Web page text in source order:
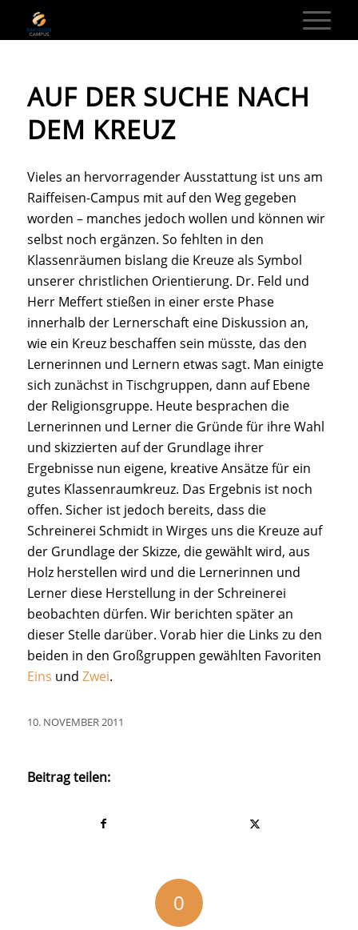
AUF DER SUCHE NACH
DEM KREUZ
Vieles an hervorragender Ausstattung ist uns am
Raiffeisen-Campus mit auf den Weg gegeben
worden – manches jedoch wollen und können wir
selbst noch ergänzen. So fehlten in den
Klassenräumen bislang die Kreuze als Symbol
unserer christlichen Orientierung. Dr. Feld und
Herr Meffert stießen in einer erste Phase
innerhalb der Lernerschaft eine Diskussion an,
wie ein Kreuz beschaffen sein müsste, das den
Lernerinnen und Lernern etwas sagt. Man einigte
sich zunächst in Tischgruppen, dann auf Ebene
der Religionsgruppe. Heute besprachen die
Lernerinnen und Lerner die Gründe für ihre Wahl
und skizzierten auf der Grundlage ihrer
Ergebnisse nun eigene, kreative Ansätze für ein
gutes Klassenraumkreuz. Das Ergebnis ist noch
offen. Sicher ist jedoch bereits, dass die
Schreinerei Schmidt in Wirges uns die Kreuze auf
der Grundlage der Skizze, die gewählt wird, aus
Holz herstellen wird und die Lernerinnen und
Lerner diese Herstellung in der Schreinerei
beobachten dürfen. Wir berichten später an
dieser Stelle darüber. Vorab hier die Links zu den
beiden in den Großgruppen gewählten Favoriten
Eins und Zwei.
10. NOVEMBER 2011
Beitrag teilen:
0